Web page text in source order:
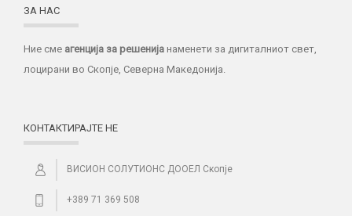
ЗА НАС
Ние сме агенција за решенија наменети за дигиталниот свет,
лоцирани во Скопје, Северна Македонија.
КОНТАКТИРАЈТЕ НЕ
ВИСИОН СОЛУТИОНС ДООЕЛ Скопје
+389 71 369 508